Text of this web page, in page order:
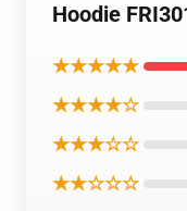
Hoodie
★★★★★
★★★★☆
★★★☆☆
★★☆☆☆